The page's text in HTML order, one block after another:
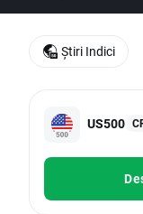
US500
Știri Indici